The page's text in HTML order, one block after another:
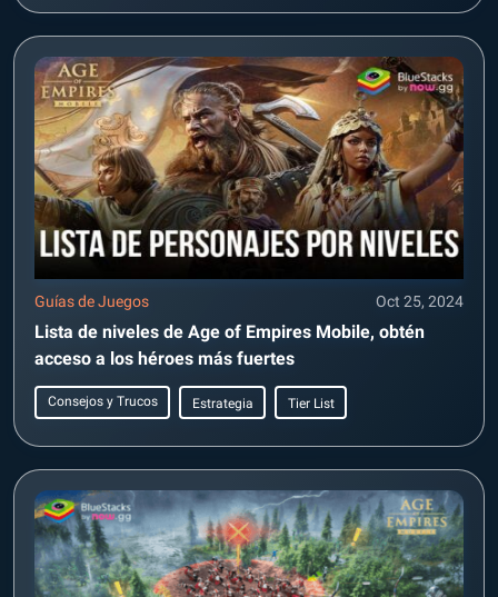
Guías de Juegos Oct 25, 2024
Lista de niveles de Age of Empires Mobile, obtén
acceso a los héroes más fuertes
Consejos y Trucos Estrategia Tier List